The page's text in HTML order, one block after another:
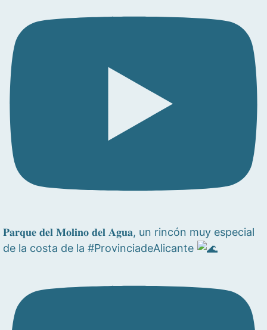
𝐏𝐚𝐫𝐪𝐮𝐞 𝐝𝐞𝐥 𝐌𝐨𝐥𝐢𝐧𝐨 𝐝𝐞𝐥 𝐀𝐠𝐮𝐚, un rincón muy especial
de la costa de la #ProvinciadeAlicante